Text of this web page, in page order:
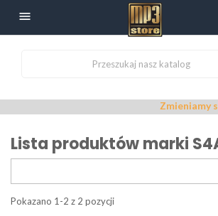

Zmieniamy
Lista produktów marki
Pokazano 1-2 z 2 pozycji